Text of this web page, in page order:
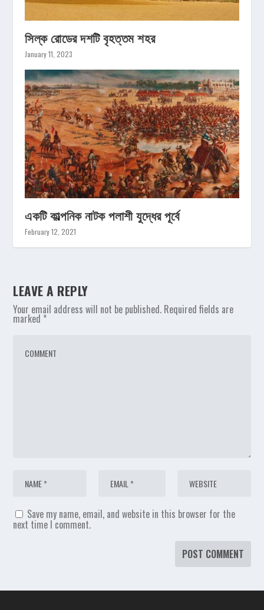
সিল্ক রোডের দশটি বৃহত্তম শহর
January 11, 2023
একটি কাল্পনিক নাটক পলাশী যুদ্ধের পূর্বে
February 12, 2021
LEAVE A REPLY
Your email address will not be published. Required fields are
marked *
Save my name, email, and website in this browser for the
next time I comment.